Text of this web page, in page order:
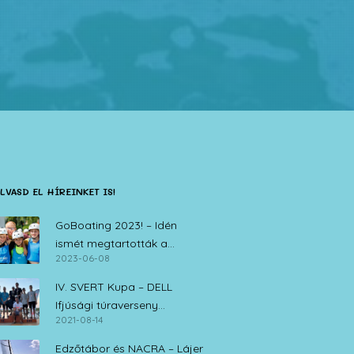
EL HÍREINKET IS!
GoBoating 2023! – Idén
ismét megtartották a
vitorlás iskolák nyílt napját
2023-06-08
IV. SVERT Kupa – DELL
Ifjúsági túraverseny
Zamárdi, 2021. augusztus 14.
2021-08-14
Edzőtábor és NACRA – Lájer